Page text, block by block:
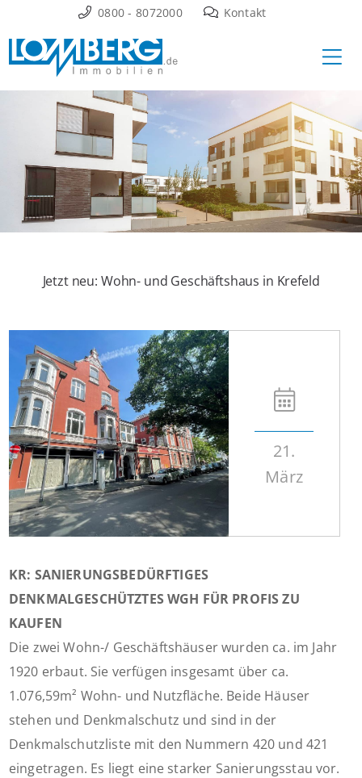
Inhalt
springen
0800 - 8072000 Kontakt
Jetzt neu: Wohn- und Geschäftshaus in Krefeld
21.
März
KR: SANIERUNGSBEDÜRFTIGES
DENKMALGESCHÜTZTES WGH FÜR PROFIS ZU
KAUFEN
Die zwei Wohn-/ Geschäftshäuser wurden ca. im Jahr
1920 erbaut. Sie verfügen insgesamt über ca.
1.076,59m² Wohn- und Nutzfläche. Beide Häuser
stehen und Denkmalschutz und sind in der
Denkmalschutzliste mit den Nummern 420 und 421
eingetragen. Es liegt eine starker Sanierungsstau vor.